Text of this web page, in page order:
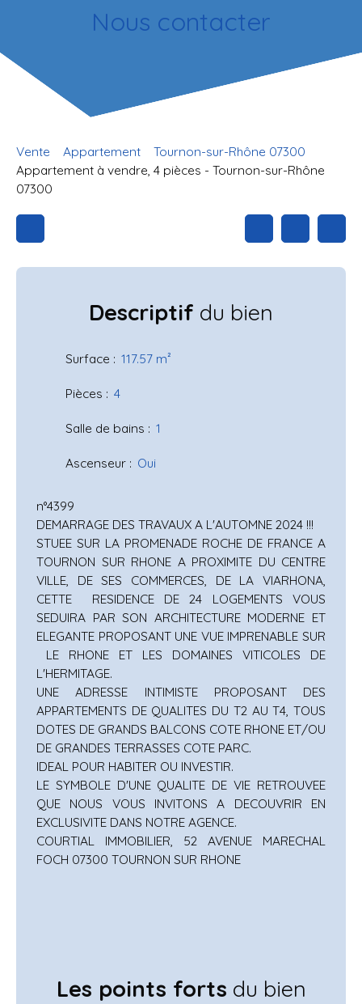
Nous contacter
Vente Appartement
Tournon-sur-Rhône 07300
Appartement à vendre, 4 pièces - Tournon-sur-Rhône
07300
Descriptif du bien
Surface : 117.57 m²
Pièces : 4
Salle de bains : 1
Ascenseur : Oui
n°4399
DEMARRAGE DES TRAVAUX A L'AUTOMNE 2024 !!!
STUEE SUR LA PROMENADE ROCHE DE FRANCE A
TOURNON SUR RHONE A PROXIMITE DU CENTRE
VILLE, DE SES COMMERCES, DE LA VIARHONA,
CETTE RESIDENCE DE 24 LOGEMENTS VOUS
SEDUIRA PAR SON ARCHITECTURE MODERNE ET
ELEGANTE PROPOSANT UNE VUE IMPRENABLE SUR
LE RHONE ET LES DOMAINES VITICOLES DE
L'HERMITAGE.
UNE ADRESSE INTIMISTE PROPOSANT DES
APPARTEMENTS DE QUALITES DU T2 AU T4, TOUS
DOTES DE GRANDS BALCONS COTE RHONE ET/OU
DE GRANDES TERRASSES COTE PARC.
IDEAL POUR HABITER OU INVESTIR.
LE SYMBOLE D'UNE QUALITE DE VIE RETROUVEE
QUE NOUS VOUS INVITONS A DECOUVRIR EN
EXCLUSIVITE DANS NOTRE AGENCE.
COURTIAL IMMOBILIER, 52 AVENUE MARECHAL
FOCH 07300 TOURNON SUR RHONE
Les points forts du bien